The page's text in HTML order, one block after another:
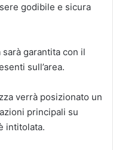
godibile e sicura
garantita con il
sull’area.
verrà posizionato un
principali su
intitolata.